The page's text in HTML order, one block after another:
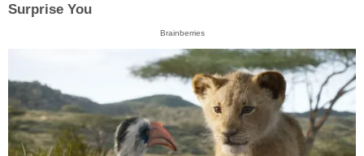
Surprise You
Brainberries